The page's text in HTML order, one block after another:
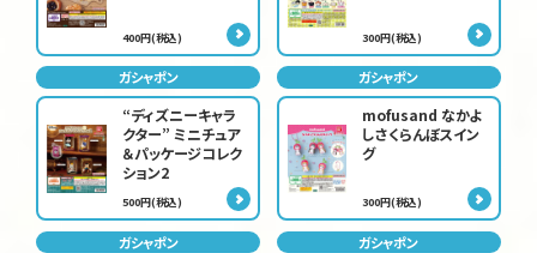
400円(税込) 300円(税込)
ガシャポン
“ディズニーキャラ
クター” ミニチュア
＆パッケージコレク
ション2
500円(税込)
ガシャポン
mofusand なかよ
しさくらんぼスイン
グ
300円(税込)
ガシャポン ガシャポン